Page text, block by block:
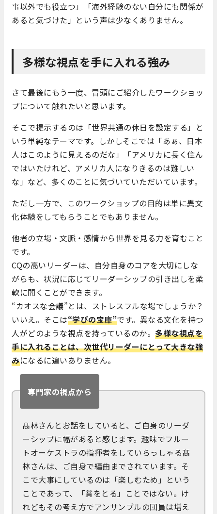
事以外でも役立つ」「海外経験のない自分にも関係が
あると気づけた」という声は少なくありません。
多様な視点を手に入れる強み
さて最後にもう一度、冒頭にご紹介したワークショッ
プについて触れたいと思います。
そこで提示するのは「世界共通の休日を設定する」と
いう単純なテーマです。しかしそこでは「あぁ、日本
人はこのように見えるのだな」「アメリカに長く住ん
ではいたけれど、アメリカ人になりきるのは難しい
な」など、多くのことに気づいていただいています。
ただし一方で、このワークショップの目的は単に異文
化体験をしてもらうことでもありません。
他者の立場・文脈・感情から世界を見る力を育むこと
です。
CQの高いリーダーは、自分自身のコアを大切にしな
がらも、状況に応じてリーダーシップの引き出しを柔
軟に開くことができます。
“カオスな会議”とは、ストレスフルな場でしょうか？
いいえ。そこは“学びの宝庫”です。異なる文化を持つ
人がどのような視点を持っているのか。 多様な視点を
手に入れることは、次世代リーダーにとって大きな強
みになるに違いありません。
専門家の視点から
髙林さんとお話をしていると、ご自身のリーダ
ーシップに幅があると感じます。趣味でフルー
トオーケストラの指揮者をしていらっしゃる髙
林さんは、ご自身で編曲までされています。そ
こで大事にしているのは「楽しむため」という
ことであって、「賞をとる」ことではない。け
れどもその考え方でアンサンブルの団員は増え